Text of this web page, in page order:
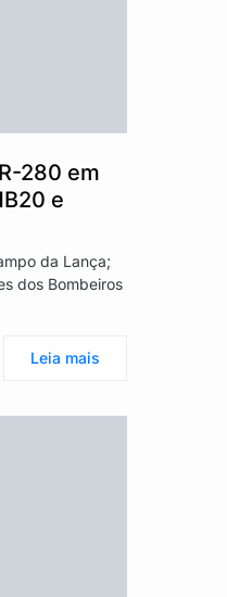
280 em
e
da Lança;
dos Bombeiros
Leia mais